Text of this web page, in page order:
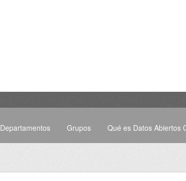
Departamentos Grupos Qué es Datos Abiertos